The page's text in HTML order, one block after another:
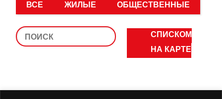
ВСЕ ЖИЛЫЕ ОБЩЕСТВЕННЫЕ
СПИСКОМ
НА КАРТЕ